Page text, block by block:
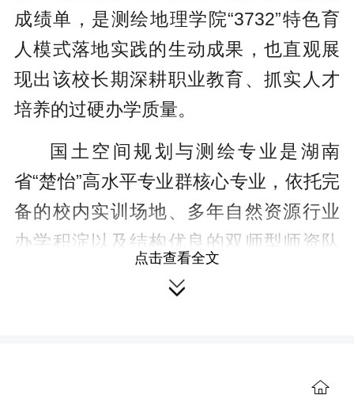
成绩单，是测绘地理学院“3732”特色育
人模式落地实践的生动成果，也直观展
现出该校长期深耕职业教育、抓实人才
培养的过硬办学质量。
国土空间规划与测绘专业是湖南
省“楚怡”高水平专业群核心专业，依托完
备的校内实训场地、多年自然资源行业
办学积淀以及结构优良的双师型师资队
伍，确立“技能成才、学历提升”双轨并行
的人才培养思路。针对有升学需求的学
点击查看全文
